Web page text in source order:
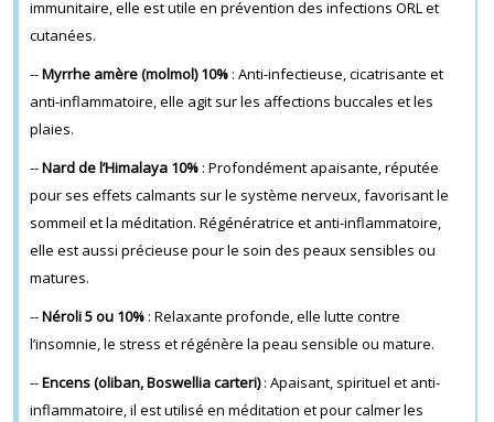
immunitaire, elle est utile en prévention des infections ORL et
cutanées.
--Myrrhe amère (molmol) 10% : Anti-infectieuse, cicatrisante et
anti-inflammatoire, elle agit sur les affections buccales et les
plaies.
--Nard de l’Himalaya 10% : Profondément apaisante, réputée
pour ses effets calmants sur le système nerveux, favorisant le
sommeil et la méditation. Régénératrice et anti-inflammatoire,
elle est aussi précieuse pour le soin des peaux sensibles ou
matures.
--Néroli 5 ou 10% : Relaxante profonde, elle lutte contre
l’insomnie, le stress et régénère la peau sensible ou mature.
--Encens (oliban, Boswellia carteri): Apaisant, spirituel et anti-
inflammatoire, il est utilisé en méditation et pour calmer les